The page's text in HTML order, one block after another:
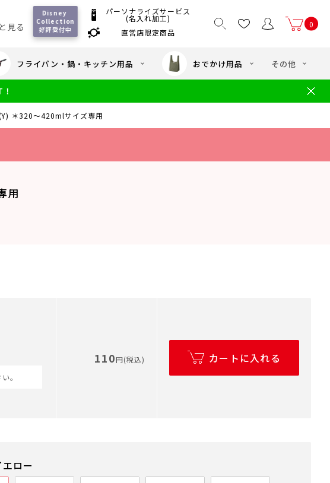
見る
以上送料無料
サーモスのeギフト
アウトレット
ギフトのご案内
Disney
Collection
好評受付中
パーソナライズサービス
(名入れ加工)
直営店限定商品
0
フライパン・鍋・キッチン用品 おでかけ用品 その他
＊320～420mlサイズ専用
用
。
110円(税込) カートに入れる
ロー